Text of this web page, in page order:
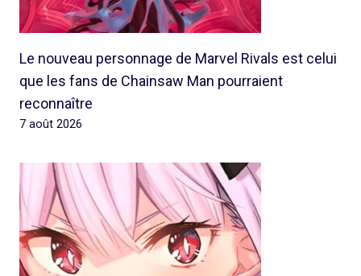
Le nouveau personnage de Marvel Rivals est celui
que les fans de Chainsaw Man pourraient
reconnaître
7 août 2026